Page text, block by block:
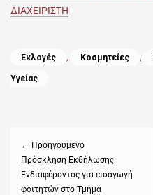
ΔΙΑΧΕΙΡΙΣΤΗ
Categories
Εκλογές , Κοσμητείες ,
Υγείας
← Προηγούμενο
Previous
post:
Πρόσκληση Εκδήλωσης
Ενδιαφέροντος για εισαγωγή
φοιτητών στο Τμήμα